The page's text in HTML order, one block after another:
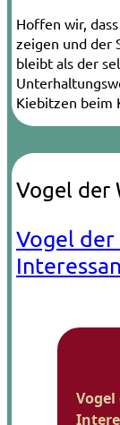
Hoffen wir,
zeigen und der
bleibt als der
Kiebitzen beim
Vogel der
Vogel der